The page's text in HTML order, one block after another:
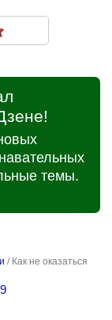
темы.
/ Как не оказаться